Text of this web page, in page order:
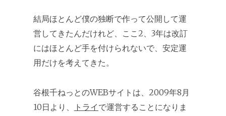
結局ほとんど僕の独断で作って公開して運
営してきたんだけれど、ここ2、3年は改訂
にはほとんど手を付けられないで、安定運
用だけを考えてきた。
谷根千ねっとのWEBサイトは、2009年8月
10日より、
トライ で運営することになりま